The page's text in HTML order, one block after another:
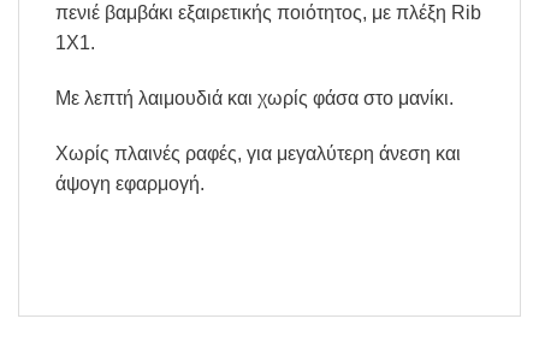
πενιέ βαμβάκι εξαιρετικής ποιότητος, με πλέξη Rib
1X1.
Mε λεπτή λαιμουδιά και χωρίς φάσα στο μανίκι.
Χωρίς πλαινές ραφές, για μεγαλύτερη άνεση και
άψογη εφαρμογή.